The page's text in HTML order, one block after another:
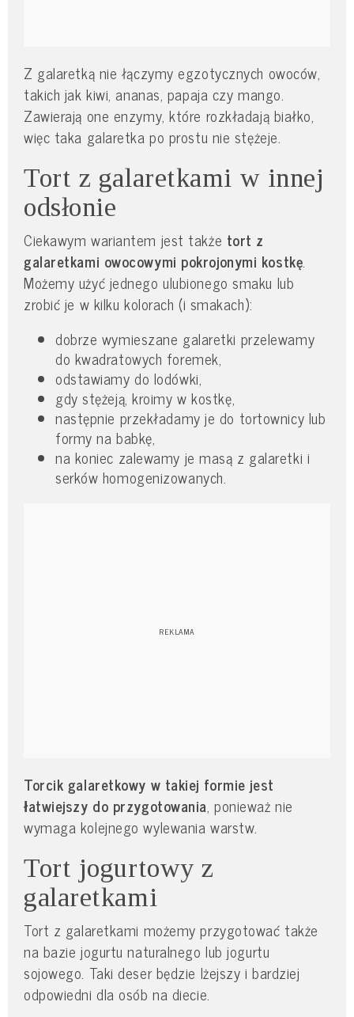
Z galaretką nie łączymy egzotycznych owoców,
takich jak kiwi, ananas, papaja czy mango.
Zawierają one enzymy, które rozkładają białko,
więc taka galaretka po prostu nie stężeje.
Tort z galaretkami w innej
odsłonie
Ciekawym wariantem jest także tort z
galaretkami owocowymi pokrojonymi kostkę.
Możemy użyć jednego ulubionego smaku lub
zrobić je w kilku kolorach (i smakach):
dobrze wymieszane galaretki przelewamy
do kwadratowych foremek,
odstawiamy do lodówki,
gdy stężeją, kroimy w kostkę,
następnie przekładamy je do tortownicy lub
formy na babkę,
na koniec zalewamy je masą z galaretki i
serków homogenizowanych.
Torcik galaretkowy w takiej formie jest
łatwiejszy do przygotowania, ponieważ nie
wymaga kolejnego wylewania warstw.
Tort jogurtowy z
galaretkami
Tort z galaretkami możemy przygotować także
na bazie jogurtu naturalnego lub jogurtu
sojowego. Taki deser będzie lżejszy i bardziej
odpowiedni dla osób na diecie.